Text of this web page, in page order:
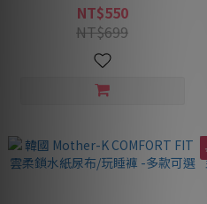
NT$550
NT$699